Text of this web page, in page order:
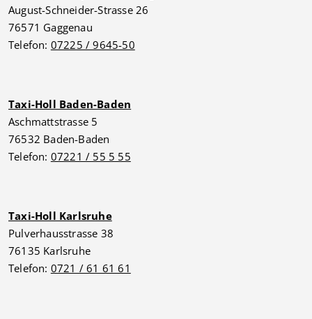
August-Schneider-Strasse 26
76571 Gaggenau
Telefon: 07225 / 9645-50
Taxi-Holl Baden-Baden
Aschmattstrasse 5
76532 Baden-Baden
Telefon: 07221 / 55 5 55
Taxi-Holl Karlsruhe
Pulverhausstrasse 38
76135 Karlsruhe
Telefon: 0721 / 61 61 61